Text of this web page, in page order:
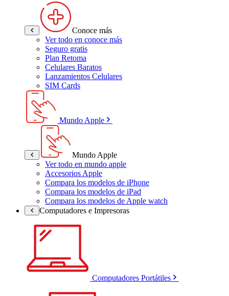
Conoce más
Ver todo en conoce más
Seguro gratis
Plan Retoma
Celulares Baratos
Lanzamientos Celulares
SIM Cards
Mundo Apple
Mundo Apple
Ver todo en mundo apple
Accesorios Apple
Compara los modelos de iPhone
Compara los modelos de iPad
Compara los modelos de Apple watch
Computadores e Impresoras
Computadores Portátiles